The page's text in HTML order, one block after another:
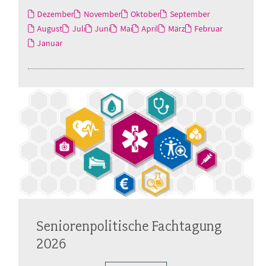
Dezember November Oktober
September
August
Juli Juni Mai April März
Februar
Januar
Seniorenpolitische Fachtagung
2026